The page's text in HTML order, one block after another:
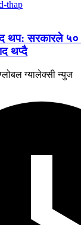
थप: सरकारले ५०
थप्दै
ग्यालेक्सी न्युज